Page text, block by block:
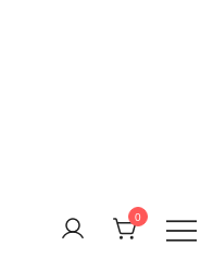
0